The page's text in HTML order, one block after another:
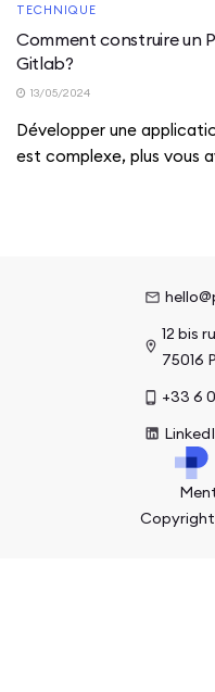
TECHNIQUE
Comment construire un
Gitlab?
13/05/2024
Développer une
est complexe, plus vous
12 bis
75016
+33 6